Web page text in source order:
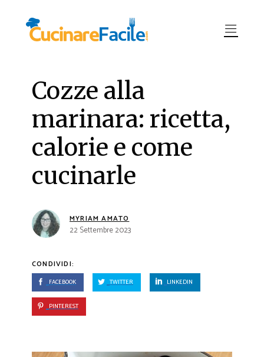
Cozze alla
marinara: ricetta,
calorie e come
cucinarle
MYRIAM AMATO
22 Settembre 2023
CONDIVIDI:
FACEBOOK TWITTER LINKEDIN
PINTEREST